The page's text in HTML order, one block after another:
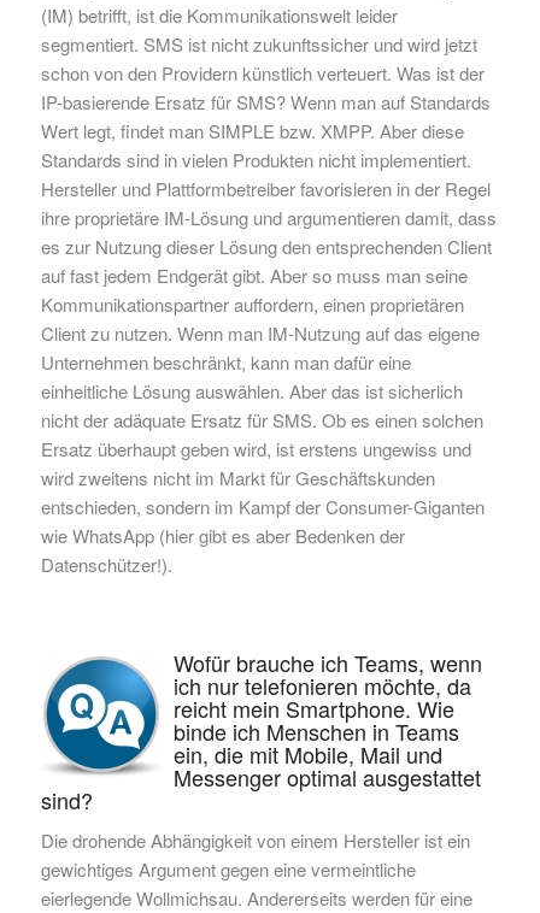
(IM) betrifft, ist die Kommunikationswelt leider
segmentiert. SMS ist nicht zukunftssicher und wird jetzt
schon von den Providern künstlich verteuert. Was ist der
IP-basierende Ersatz für SMS? Wenn man auf Standards
Wert legt, findet man SIMPLE bzw. XMPP. Aber diese
Standards sind in vielen Produkten nicht implementiert.
Hersteller und Plattformbetreiber favorisieren in der Regel
ihre proprietäre IM-Lösung und argumentieren damit, dass
es zur Nutzung dieser Lösung den entsprechenden Client
auf fast jedem Endgerät gibt. Aber so muss man seine
Kommunikationspartner auffordern, einen proprietären
Client zu nutzen. Wenn man IM-Nutzung auf das eigene
Unternehmen beschränkt, kann man dafür eine
einheitliche Lösung auswählen. Aber das ist sicherlich
nicht der adäquate Ersatz für SMS. Ob es einen solchen
Ersatz überhaupt geben wird, ist erstens ungewiss und
wird zweitens nicht im Markt für Geschäftskunden
entschieden, sondern im Kampf der Consumer-Giganten
wie WhatsApp (hier gibt es aber Bedenken der
Datenschützer!).
Wofür brauche ich Teams, wenn
ich nur telefonieren möchte, da
reicht mein Smartphone. Wie
binde ich Menschen in Teams
ein, die mit Mobile, Mail und
Messenger optimal ausgestattet
sind?
Die drohende Abhängigkeit von einem Hersteller ist ein
gewichtiges Argument gegen eine vermeintliche
eierlegende Wollmichsau. Andererseits werden für eine